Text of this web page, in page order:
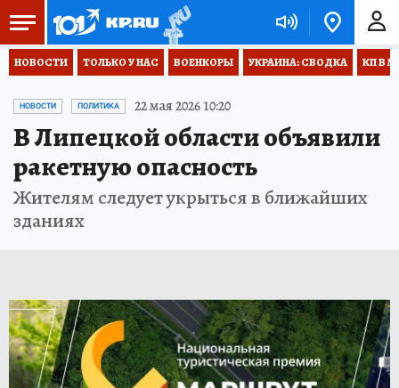
НОВОСТИ ТОЛЬКО У НАС ВОЕНКОРЫ УКРАИНА: СВОДКА КП В
НОВОСТИ ПОЛИТИКА 22 мая 2026 10:20
В Липецкой области объявили
ракетную опасность
Жителям следует укрыться в ближайших
зданиях